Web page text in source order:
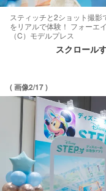
スティッチと2ショット撮影
をリアルで体験！ フォーエ
（C）モデルプレス
スクロール
( 画像2/17 )